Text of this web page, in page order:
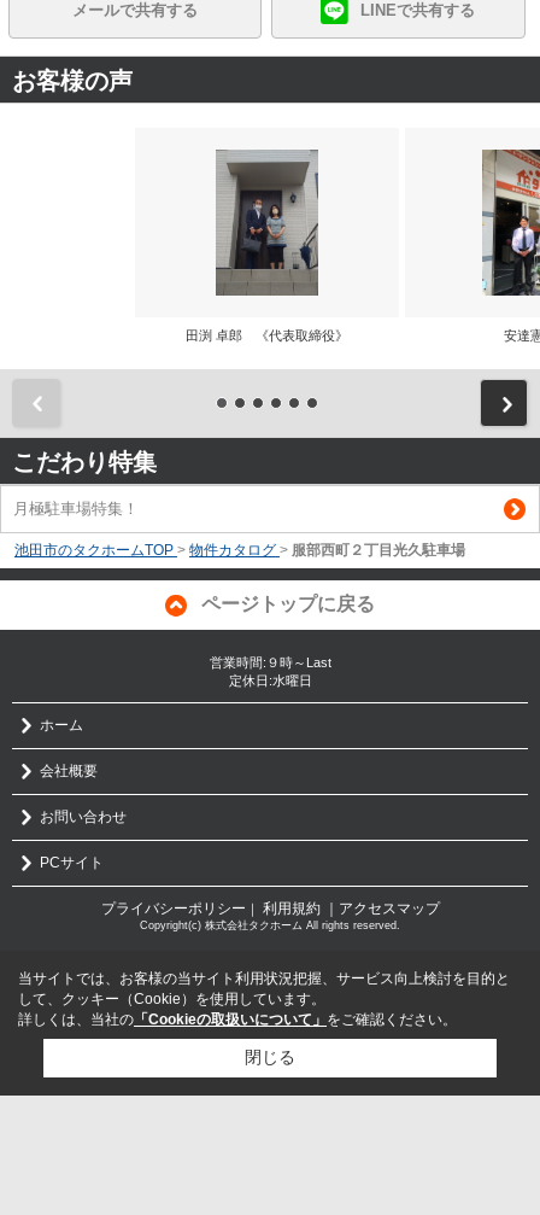
メールで共有する LINEで共有する
お客様の声
田渕 卓郎 《代表取締役》 安達
こだわり特集
月極駐車場特集！
池田市のタクホームTOP > 物件カタログ > 服部西町２丁目光久駐車場
ページトップに戻る
営業時間:９時～Last
定休日:水曜日
ホーム
会社概要
お問い合わせ
PCサイト
プライバシーポリシー 利用規約 ｜アクセスマップ
Copyright(c) 株式会社タクホーム All rights reserved.
当サイトでは、お客様の当サイト利用状況把握、サービス向上検討を目的と
して、クッキー（Cookie）を使用しています。
詳しくは、当社の 「Cookieの取扱いについて」 をご確認ください。
閉じる